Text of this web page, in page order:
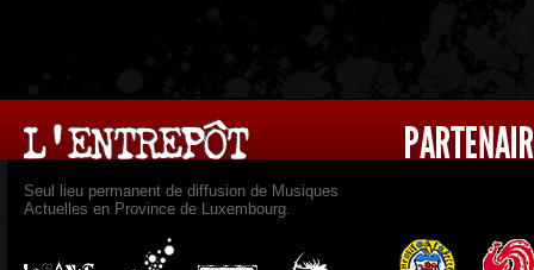
Seul lieu permanent de diffusion de Musiques
Actuelles en Province de Luxembourg.